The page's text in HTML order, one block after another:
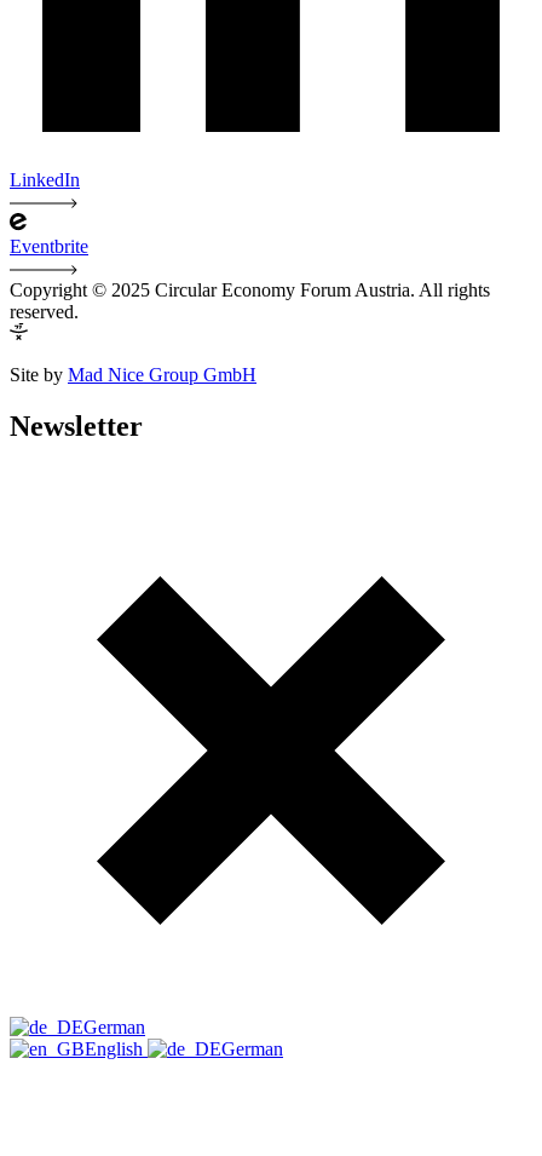
LinkedIn
Eventbrite
Copyright © 2025 Circular Economy Forum Austria. All rights
reserved.
Site by Mad Nice Group GmbH
Newsletter
German
English
German